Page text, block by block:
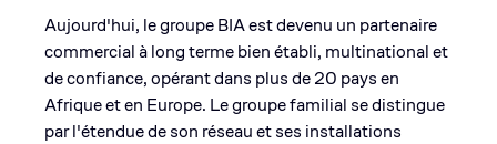
Aujourd'hui, le groupe BIA est devenu un partenaire
commercial à long terme bien établi, multinational et
de confiance, opérant dans plus de 20 pays en
Afrique et en Europe. Le groupe familial se distingue
par l'étendue de son réseau et ses installations